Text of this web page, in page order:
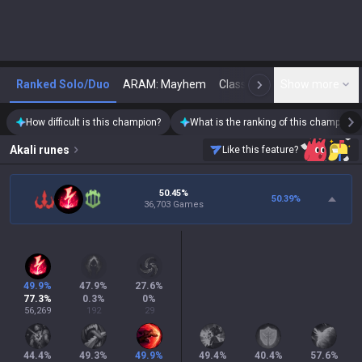
Ranked Solo/Duo ARAM: Mayhem Classic N
How difficult is this champion? What is the ranking of this champion?
Akali runes Like this feature?
50.45%
36,703 Games
50.39%
49.9%
77.3%
56,269
47.9%
0.3%
192
27.6%
0%
29
44.4%
49.3%
49.9%
49.4%
40.4%
57.6%